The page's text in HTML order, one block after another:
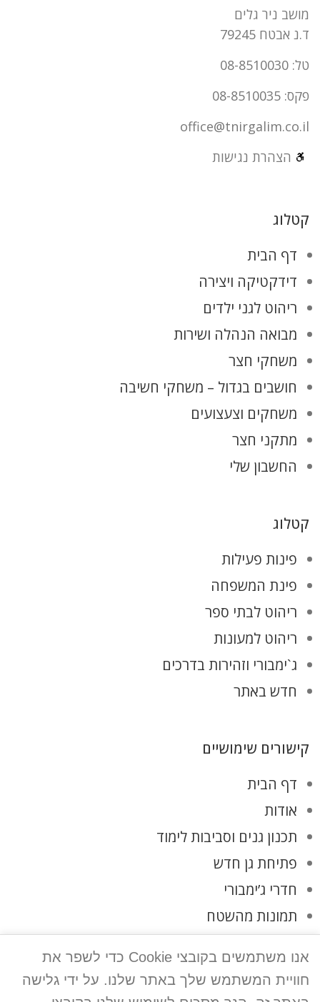
מושב ניר גלים
ד.נ אבטח 79245
טל: 08-8510030
פקס: 08-8510035
office@tnirgalim.co.il
הצהרת נגישות
קטלוג
דף הבית
דידקטיקה ויצירה
ריהוט לגני ילדים
מבואה הנהלה ושירות
משחקי חצר
חושבים בגדול – משחקי חשיבה
משחקים וצעצועים
מתקני חצר
החשבון שלי
קטלוג
פינות פעילות
פינת המשפחה
ריהוט לבתי ספר
ריהוט למעונות
ג`ימבורי וזהירות בדרכים
חדש באתר
קישורים שימושיים
דף הבית
אודות
תכנון גנים וסביבות לימוד
פתיחת גן חדש
חדרי ג’ימבורי
תמונות מהשטח
מדיניות פרטיות
אנו משתמשים בקובצי Cookie כדי לשפר את
חוויית המשתמש שלך באתר שלנו. על ידי גלישה